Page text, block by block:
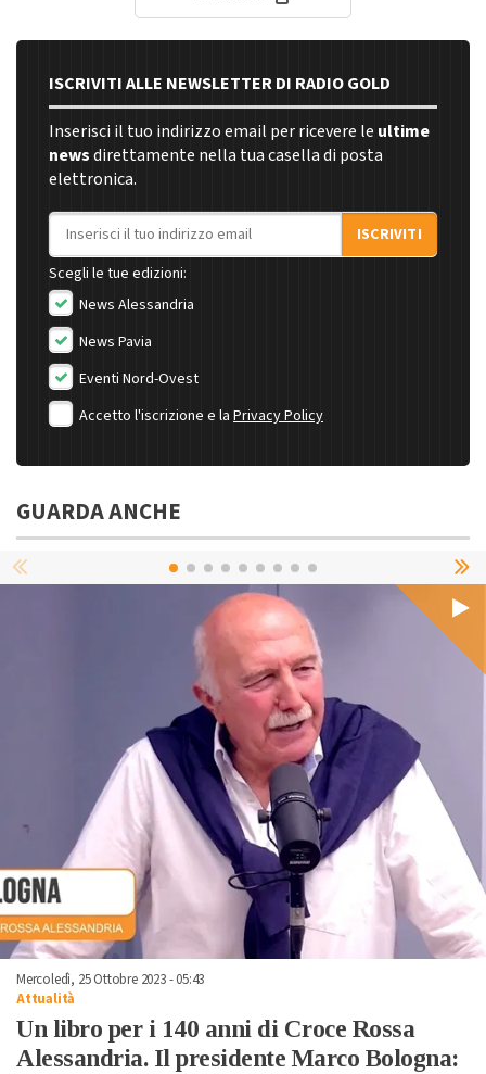
ISCRIVITI ALLE NEWSLETTER DI RADIO GOLD
Inserisci il tuo indirizzo email per ricevere le ultime
newsdirettamente nella tua casella di posta
elettronica.
Indirizzo email
ISCRIVITI
Scegli le tue edizioni:
News Alessandria
News Pavia
Eventi Nord-Ovest
Accetto l'iscrizione e la Privacy Policy
GUARDA ANCHE
Mercoledì, 25 Ottobre 2023 - 05:43
Attualità
Un libro per i 140 anni di Croce Rossa
Alessandria. Il presidente Marco Bologna: